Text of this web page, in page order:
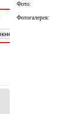
Фото:
Фотогалерея: